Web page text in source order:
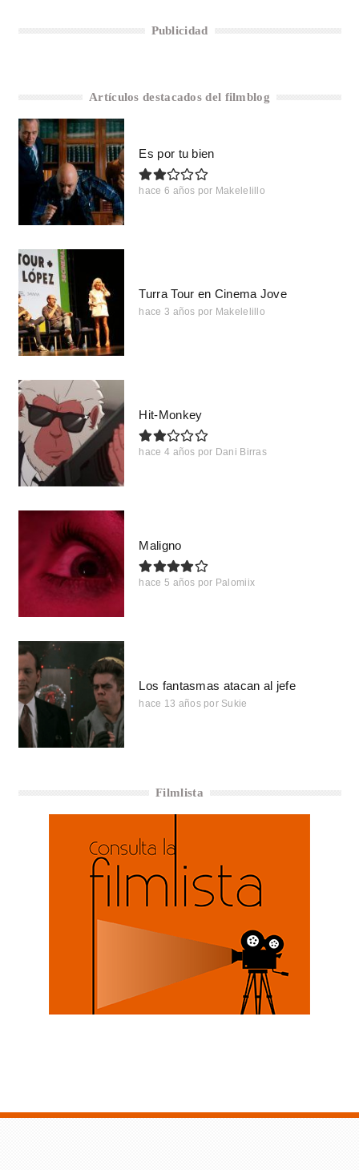
Publicidad
Artículos destacados del filmblog
Es por tu bien
hace 6 años por Makelelillo
Turra Tour en Cinema Jove
hace 3 años por Makelelillo
Hit-Monkey
hace 4 años por Dani Birras
Maligno
hace 5 años por Palomiix
Los fantasmas atacan al jefe
hace 13 años por Sukie
Filmlista